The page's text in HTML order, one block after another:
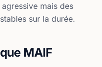
mais des
sur la durée.
MAIF